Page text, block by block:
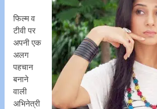
फिल्म व
टीवी पर
अपनी एक
अलग
पहचान
बनाने
वाली
अभिनेत्री